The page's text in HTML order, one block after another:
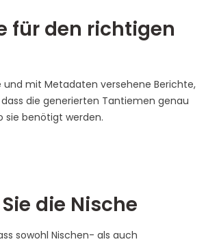
für den richtigen
und mit Metadaten versehene Berichte,
die generierten Tantiemen genau
sie benötigt werden.
die Nische
sowohl Nischen- als auch